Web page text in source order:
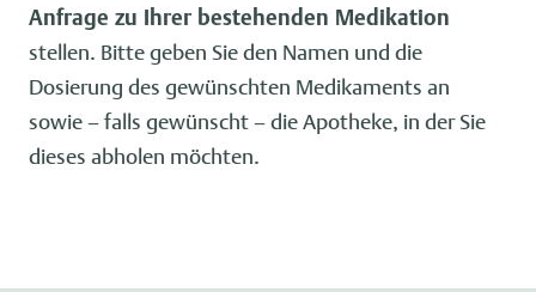
Anfrage zu Ihrer bestehenden Medikation
stellen. Bitte geben Sie den Namen und die
Dosierung des gewünschten Medikaments an
sowie – falls gewünscht – die Apotheke, in der Sie
dieses abholen möchten.